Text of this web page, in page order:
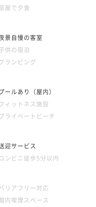
屋で夕食
景自慢の客室
供の宿泊
ランピング
ールあり（屋内）
フィットネス施設
ライベートビーチ
迎サービス
コンビニ徒歩5分以内
リアフリー対応
内喫煙スペース